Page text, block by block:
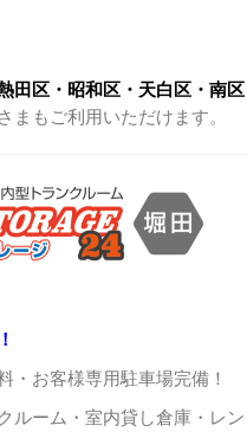
田区・昭和区・天白区・南
まもご利用いただけます。
・お客様専用駐車場完備！
ルーム・室内貸し倉庫・レン